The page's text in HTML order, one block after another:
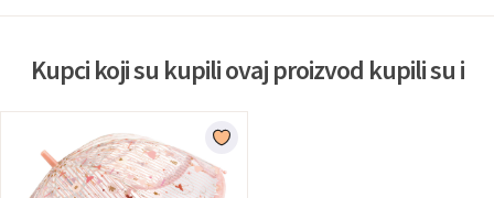
Kupci koji su kupili ovaj proizvod kupili su i